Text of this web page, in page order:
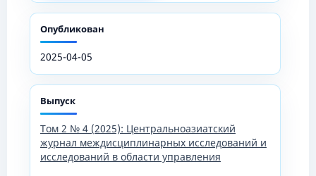
Опубликован
2025-04-05
Выпуск
Том 2 № 4 (2025): Центральноазиатский
журнал междисциплинарных исследований и
исследований в области управления